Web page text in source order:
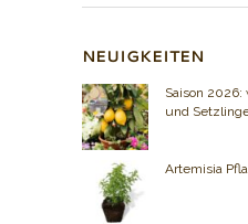
NEUIGKEITEN
Saison
und
Artemisia